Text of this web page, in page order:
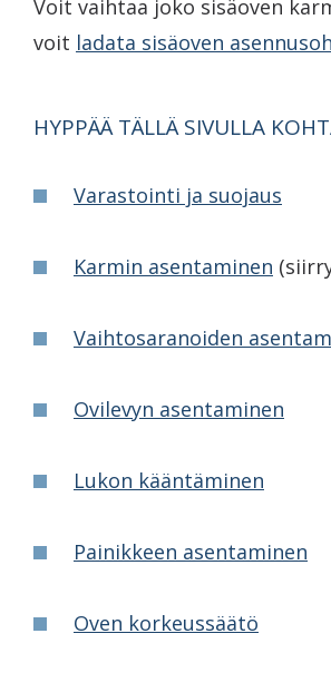
Voit vaihtaa joko sisäoven
voit ladata sisäoven
HYPPÄÄ TÄLLÄ SIVULLA
Varastointi ja suojaus
Karmin asentaminen
Vaihtosaranoiden
Ovilevyn asentaminen
Lukon kääntäminen
Painikkeen asentaminen
Oven korkeussäätö